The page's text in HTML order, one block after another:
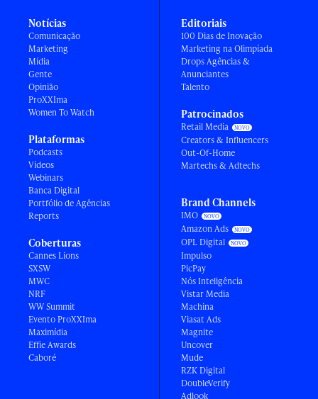
Notícias
Comunicação
Marketing
Mídia
Gente
Opinião
ProXXIma
Women To Watch
Plataformas
Podcasts
Vídeos
Webinars
Banca Digital
Portfólio de Agências
Reports
Coberturas
Cannes Lions
SXSW
MWC
NRF
WW Summit
Evento ProXXIma
Maximídia
Effie Awards
Caboré
Editoriais
100 Dias de Inovação
Marketing na Olimpíada
Drops Agências &
Anunciantes
Talento
Patrocinados
Retail Media
Creators & Influencers
Out-Of-Home
Martechs & Adtechs
Brand Channels
IMO
Amazon Ads
OPL Digital
Impulso
PicPay
Nós Inteligência
Vistar Media
Machina
Viasat Ads
Magnite
Uncover
Mude
RZK Digital
DoubleVerify
Adlook